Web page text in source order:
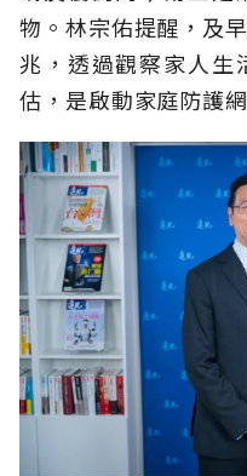
物。林宗佑提醒，及
兆，透過觀察家人生
估，是啟動家庭防護